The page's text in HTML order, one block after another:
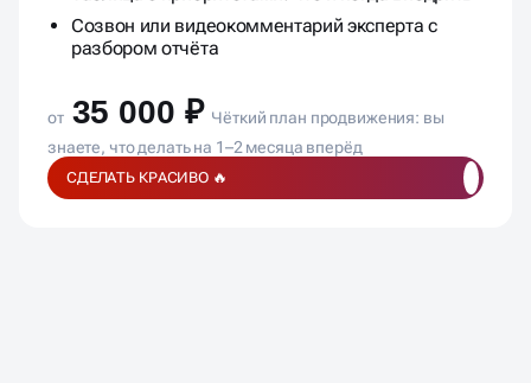
Созвон или видеокомментарий эксперта с
разбором отчёта
от 35 000 ₽ Чёткий план продвижения: вы
знаете, что делать на 1–2 месяца вперёд
СДЕЛАТЬ КРАСИВО 🔥